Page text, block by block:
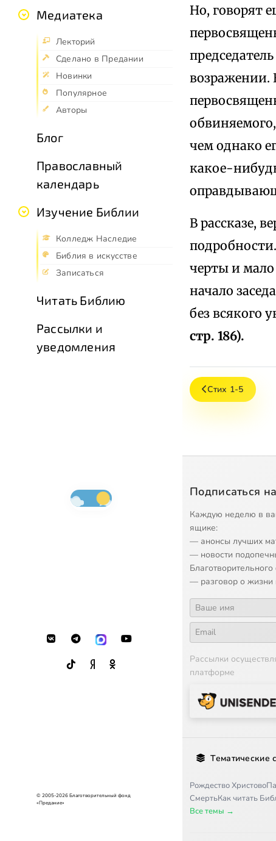
Медиатека
Лекторий
Сделано в Предании
Новинки
Популярное
Авторы
Блог
Православный
календарь
Изучение Библии
Колледж Наследие
Библия в искусстве
Записаться
Читать Библию
Рассылки и
уведомления
© 2005-2026 Благотворительный фонд
«Предание»
Но, говорят
возражении.
чем однако
какое-
В рассказе,
черты и мало
начало
без всякого
стр. 186).
Стих 1-5
Подписаться
Каждую неделю в
ящике:
— анонсы лучших
— новости
— разговор о жизни
Рассылки
платформе
Тематические
Рождество Христово
СмертьКак читать
Все темы →